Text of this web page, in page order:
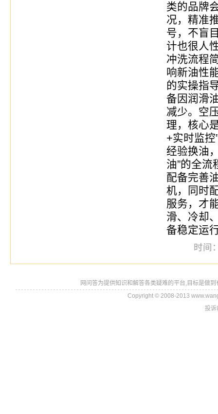
类的品牌
况，精准
号，不盲
计也很人
冲洗流程
响新油性
的实操指
备因润滑
减少。空
理，核心
+实时监
经验换油
油”的全流
配备完善
机，同时
服务，才
滑、冷却
备稳定运
时间
网问答为提供知识和解答各类疑难的平台,目标是做
Copyright © 2008-2013
投诉